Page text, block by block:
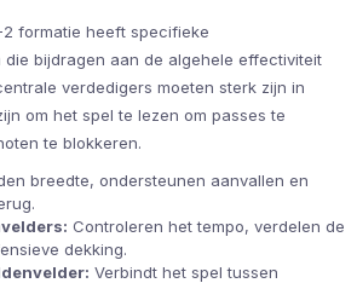
formatie heeft specifieke
bijdragen aan de algehele effectiviteit
verdedigers moeten sterk zijn in
om het spel te lezen om passes te
te blokkeren.
breedte, ondersteunen aanvallen en
Controleren het tempo, verdelen de
dekking.
Verbindt het spel tussen